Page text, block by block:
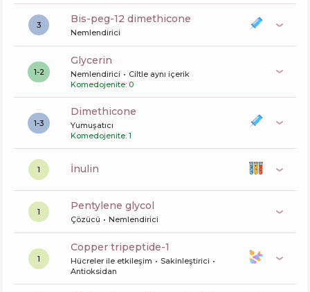
3 bis-peg-12 dimethicone
Nemlendirici
1-2
glycerin
Nemlendirici
Ciltle aynı içerik
Komedojenite: 0
1-3
dimethicone
Yumuşatıcı
Komedojenite: 1
1 inulin
1 pentylene glycol
Çözücü Nemlendirici
1
copper tripeptide-1
Hücreler ile etkileşim
Sakinleştirici
Antioksidan